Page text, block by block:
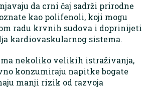
da crni čaj sadrži prirodne
kao polifenoli, koji mogu
radu krvnih sudova i doprinijeti
kardiovaskularnog sistema.
nekoliko velikih istraživanja,
konzumiraju napitke bogate
manji rizik od razvoja